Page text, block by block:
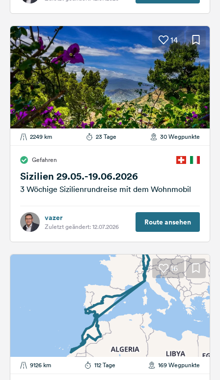
14
2249 km 23 Tage 30 Wegpunkte
Gefahren
Sizilien 29.05.-19.06.2026
3 Wöchige Sizilienrundreise mit dem Wohnmobil
vazer
Zuletzt geändert: 12.07.2026 Route ansehen
16
9126 km 112 Tage 169 Wegpunkte